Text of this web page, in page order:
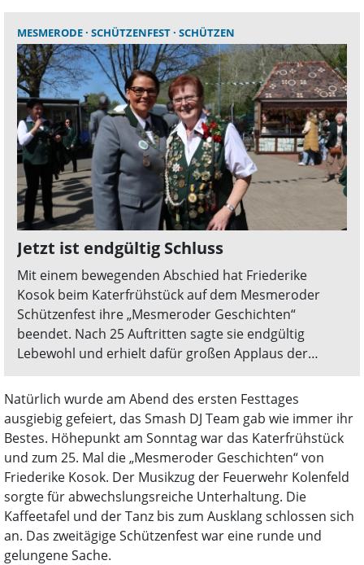
MESMERODE SCHÜTZENFEST SCHÜTZEN
Jetzt ist endgültig Schluss
Mit einem bewegenden Abschied hat Friederike
Kosok beim Katerfrühstück auf dem Mesmeroder
Schützenfest ihre „Mesmeroder Geschichten“
beendet. Nach 25 Auftritten sagte sie endgültig
Lebewohl und erhielt dafür großen Applaus der
Natürlich wurde am Abend des ersten Festtages
ausgiebig gefeiert, das Smash DJ Team gab wie immer ihr
Bestes. Höhepunkt am Sonntag war das Katerfrühstück
und zum 25. Mal die „Mesmeroder Geschichten“ von
Friederike Kosok. Der Musikzug der Feuerwehr Kolenfeld
sorgte für abwechslungsreiche Unterhaltung. Die
Kaffeetafel und der Tanz bis zum Ausklang schlossen sich
an. Das zweitägige Schützenfest war eine runde und
gelungene Sache.